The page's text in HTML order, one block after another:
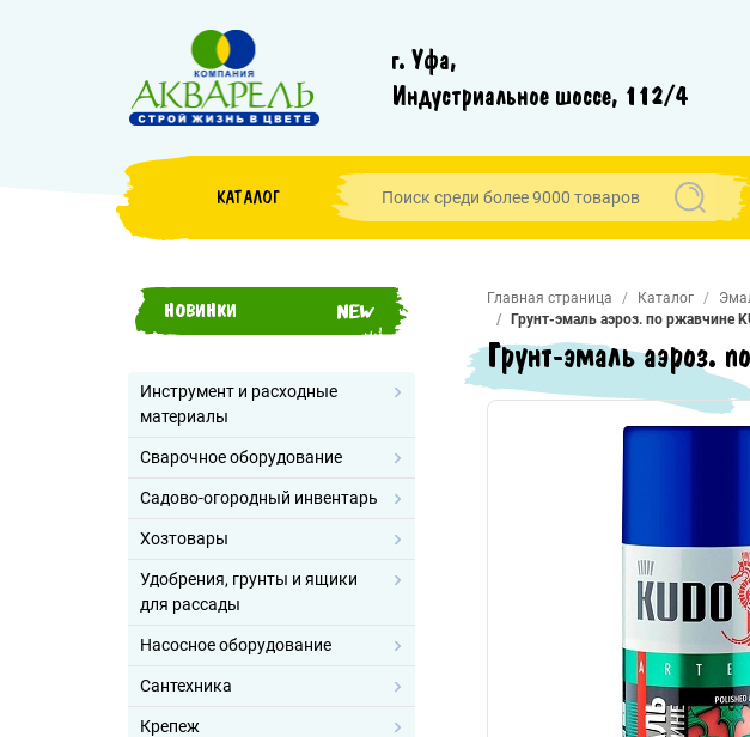
г. Уфа,
Индустриальное шоссе, 112/4
КАТАЛОГ
НОВИНКИ
Инструмент и расходные
материалы
Сварочное оборудование
Садово-огородный инвентарь
Хозтовары
Удобрения, грунты и ящики
для рассады
Насосное оборудование
Сантехника
Крепеж
Главная страница Каталог
Грунт-эмаль аэроз. по ржавчине
Грунт-эмаль аэроз.